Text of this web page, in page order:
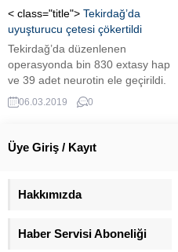
< class="title"> Tekirdağ’da
uyuşturucu çetesi çökertildi
Tekirdağ’da düzenlenen
operasyonda bin 830 extasy hap
ve 39 adet neurotin ele geçirildi.
Uyuşturucu hapları taşıyan kadın
otogarda kıskıvrak yakalandı.
06.03.2019 0
Üye Giriş / Kayıt
Hakkımızda
Haber Servisi Aboneliği